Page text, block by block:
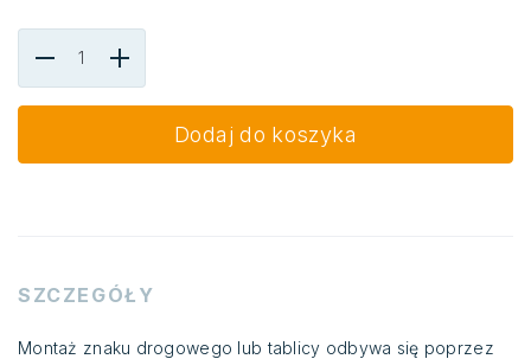
Dodaj do koszyka
SZCZEGÓŁY
Montaż znaku drogowego lub tablicy odbywa się poprzez